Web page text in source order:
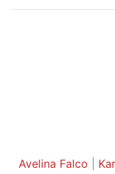
Avelina Falco